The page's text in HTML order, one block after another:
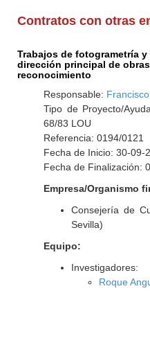
Contratos con otras
Trabajos de fotogrametría
dirección principal de
reconocimiento
Responsable:
Tipo de Proyecto/
68/83 LOU
Referencia: 0194/0121
Fecha de Inicio: 30-09-
Fecha de Finalización:
Empresa/Organismo
Consejería de
Sevilla)
Equipo:
Investigadores:
Roque